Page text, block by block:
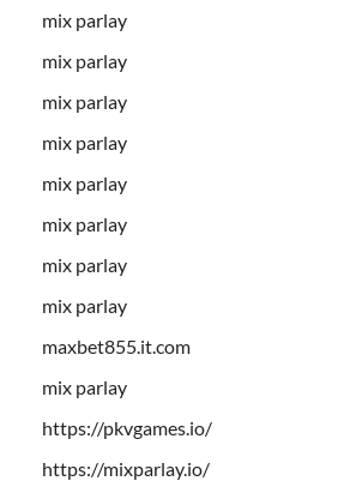
mix parlay
mix parlay
mix parlay
mix parlay
mix parlay
mix parlay
mix parlay
mix parlay
maxbet855.it.com
mix parlay
https://pkvgames.io/
https://mixparlay.io/